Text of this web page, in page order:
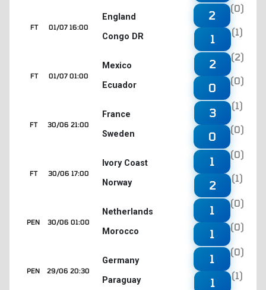
01/07 16:00
FT
England
Congo DR
2
(0)
1
(1)
01/07 01:00
FT
Mexico
Ecuador
2
(2)
0
(0)
30/06 21:00
FT
France
Sweden
3
(1)
0
(0)
30/06 17:00
FT
Ivory Coast
Norway
1
(0)
2
(1)
30/06 01:00
PEN
Netherlands
Morocco
1
(0)
1
(0)
29/06 20:30
PEN
Germany
Paraguay
1
(0)
1
(1)